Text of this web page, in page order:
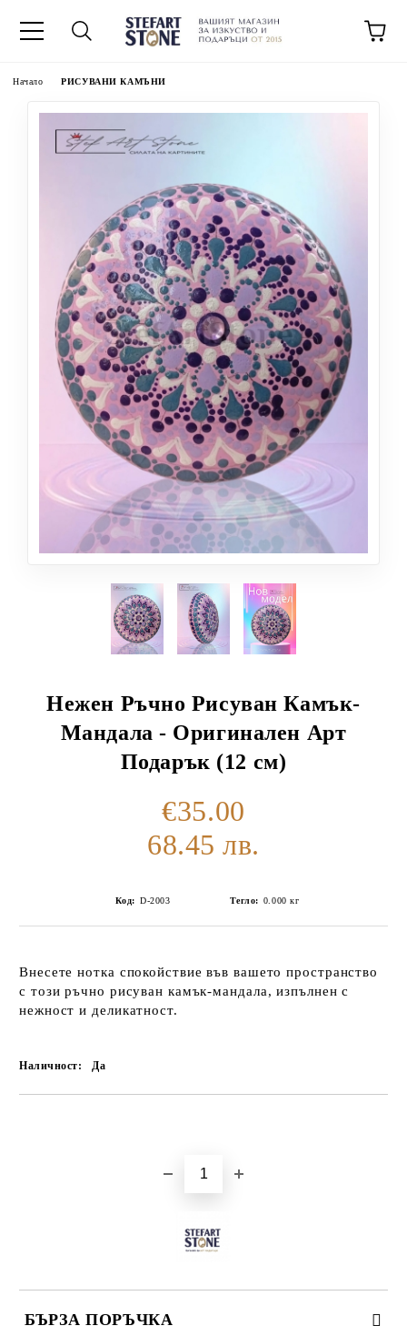
Начало РИСУВАНИ КАМЪНИ
Нежен Ръчно Рисуван Камък-
Мандала - Оригинален Арт
Подарък (12 см)
€35.00
68.45 лв.
Код: D-2003 Тегло: 0.000 кг
Внесете нотка спокойствие във вашето пространство
с този ръчно рисуван камък-мандала, изпълнен с
нежност и деликатност.
Наличност: Да
БЪРЗА ПОРЪЧКА